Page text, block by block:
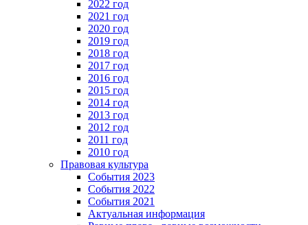
2022 год
2021 год
2020 год
2019 год
2018 год
2017 год
2016 год
2015 год
2014 год
2013 год
2012 год
2011 год
2010 год
Правовая культура
События 2023
События 2022
События 2021
Актуальная информация